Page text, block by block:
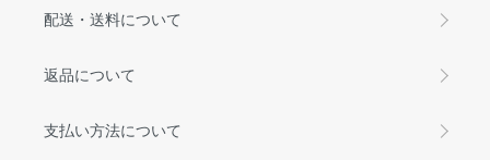
配送・送料について
返品について
支払い方法について